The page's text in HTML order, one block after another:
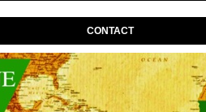
CONTACT